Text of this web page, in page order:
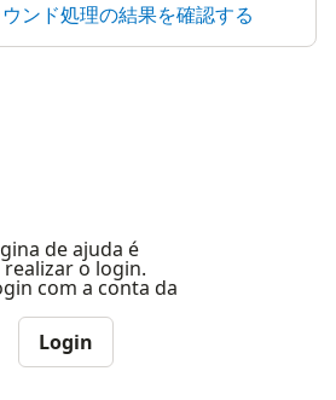
ンド処理の結果を確認する
de ajuda é
o login.
com a conta da
Login